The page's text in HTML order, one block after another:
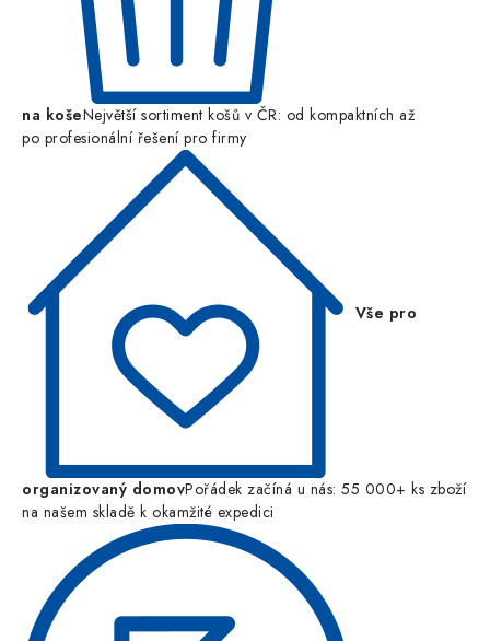
na košeNejvětší sortiment košů v ČR: od kompaktních až
po profesionální řešení pro firmy
Vše pro
organizovaný domovPořádek začíná u nás: 55 000+ ks zboží
na našem skladě k okamžité expedici